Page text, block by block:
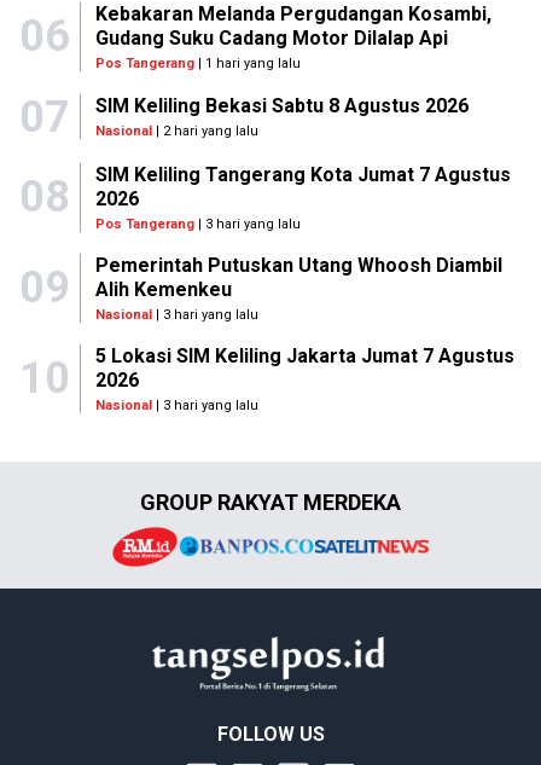
06
Kebakaran Melanda Pergudangan Kosambi,
Gudang Suku Cadang Motor Dilalap Api
Pos Tangerang| 1 hari yang lalu
07 SIM Keliling Bekasi Sabtu 8 Agustus 2026
Nasional | 2 hari yang lalu
08
SIM Keliling Tangerang Kota Jumat 7 Agustus
2026
Pos Tangerang| 3 hari yang lalu
09
Pemerintah Putuskan Utang Whoosh Diambil
Alih Kemenkeu
Nasional| 3 hari yang lalu
10
5 Lokasi SIM Keliling Jakarta Jumat 7 Agustus
2026
Nasional| 3 hari yang lalu
GROUP RAKYAT MERDEKA
FOLLOW US